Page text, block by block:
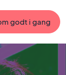
godt i gang